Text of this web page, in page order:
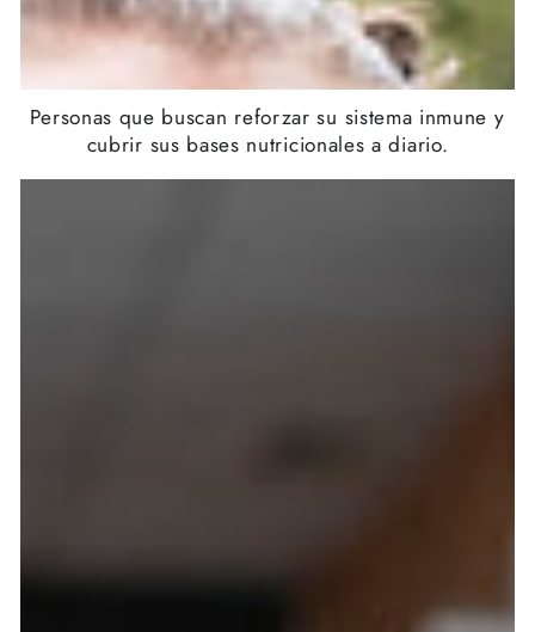
Personas que buscan reforzar su sistema inmune y
cubrir sus bases nutricionales a diario.